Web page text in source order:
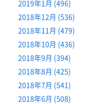
2019年1月 (496)
2018年12月 (536)
2018年11月 (479)
2018年10月 (436)
2018年9月 (394)
2018年8月 (425)
2018年7月 (541)
2018年6月 (508)